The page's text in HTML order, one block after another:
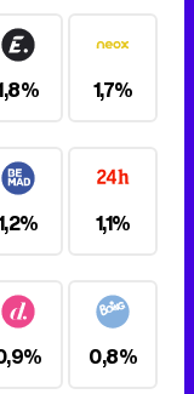
1,7%
1,1%
0,8%